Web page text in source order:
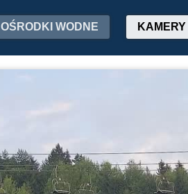
OŚRODKI WODNE KAMERY